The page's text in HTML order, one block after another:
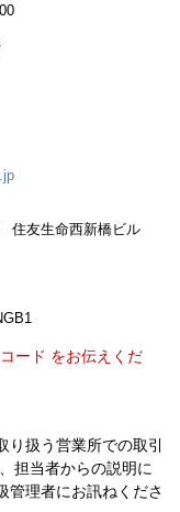
住友生命西新橋ビル
ード をお伝えくだ
扱う営業所での取引
担当者からの説明に
管理者にお訊ねくださ